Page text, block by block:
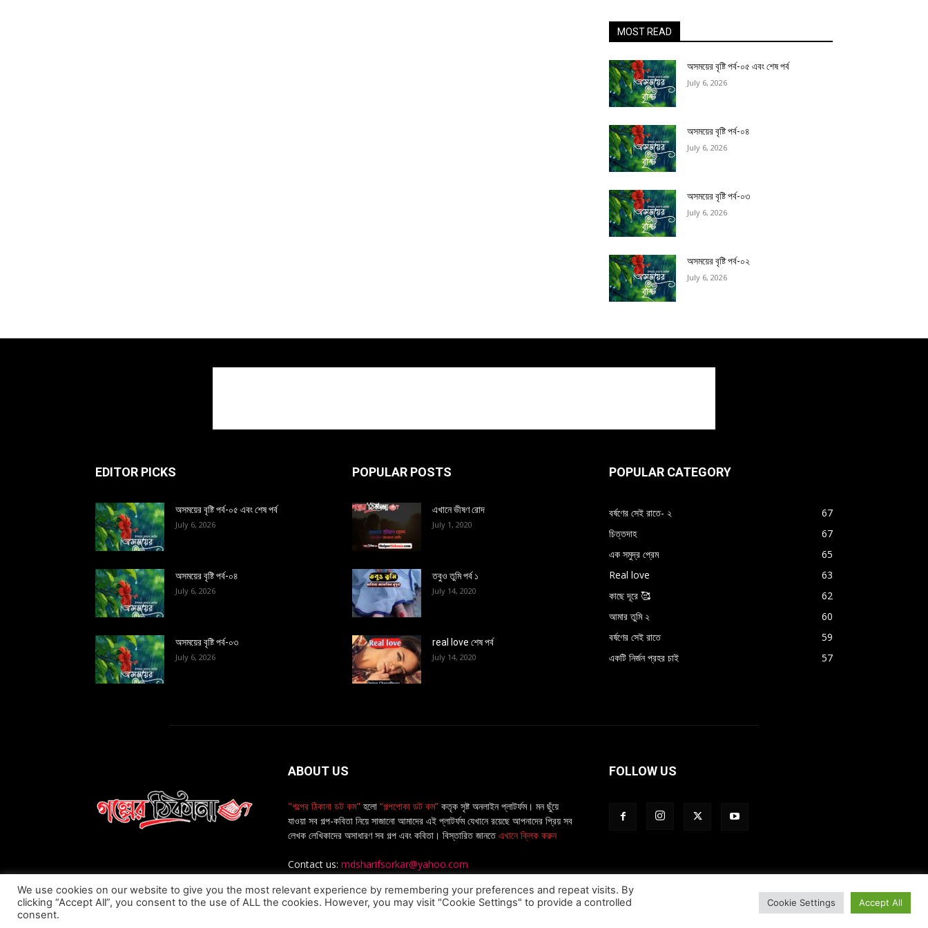
MOST READ
অসময়ের বৃষ্টি পর্ব-০৫ এবং শেষ পর্ব
July 6, 2026
অসময়ের বৃষ্টি পর্ব-০৪
July 6, 2026
অসময়ের বৃষ্টি পর্ব-০৩
July 6, 2026
অসময়ের বৃষ্টি পর্ব-০২
July 6, 2026
EDITOR PICKS
অসময়ের বৃষ্টি পর্ব-০৫ এবং শেষ পর্ব
July 6, 2026
অসময়ের বৃষ্টি পর্ব-০৪
July 6, 2026
অসময়ের বৃষ্টি পর্ব-০৩
July 6, 2026
POPULAR POSTS
এখানে ভীষণ রোদ
July 1, 2020
তবুও তুমি পর্ব ১
July 14, 2020
real love শেষ পর্ব
July 14, 2020
POPULAR CATEGORY
বর্ষণের সেই রাতে- ২
67
চিত্তদাহ
67
এক সমুদ্র প্রেম
65
Real love
63
কাছে দূরে 🥰
62
আমার তুমি ২
60
বর্ষণের সেই রাতে
59
একটি নির্জন প্রহর চাই
57
ABOUT US
"গল্পের ঠিকানা ডট কম" হলো “গল্পপোকা ডট কম” কতৃক সৃষ্ট অনলাইন প্লাটর্ফম। মন ছুঁয়ে
যাওয়া সব গল্প-কবিতা নিয়ে সাজানো আমাদের এই প্লাটর্ফম যেখানে রয়েছে আপনাদের প্রিয় সব
লেখক লেখিকাদের অসাধারণ সব গল্প এবং কবিতা। বিস্তারিত জানতেএখানে ক্লিক করুন
Contact us: mdsharifsorkar@yahoo.com
FOLLOW US
We use cookies on our website to give you the most relevant experience by remembering your preferences and repeat visits. By
clicking “Accept All”, you consent to the use of ALL the cookies. However, you may visit "Cookie Settings" to provide a controlled
consent.
Cookie Settings Accept All